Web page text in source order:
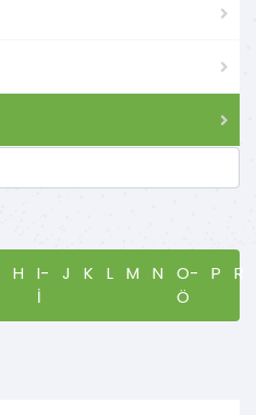
H
I-
İ
J K L M N
O-
Ö
P R